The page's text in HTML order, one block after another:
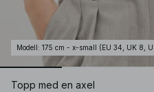
Modell : 175 cm - x-small (EU 34, UK 8,
Topp med en axel